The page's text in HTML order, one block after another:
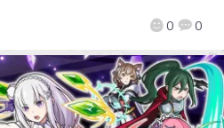
0 0